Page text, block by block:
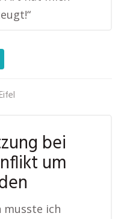
bei
um
musste ich